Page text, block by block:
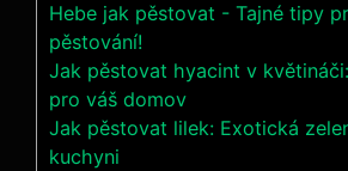
Hebe jak pěstovat - Tajné tipy
pěstování!
Jak pěstovat hyacint v
pro váš domov
Jak pěstovat lilek: Exotická
kuchyni